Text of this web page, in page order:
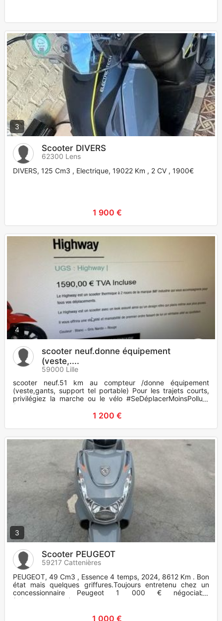
3
Scooter DIVERS
62300 Lens
DIVERS, 125 Cm3 , Electrique, 19022 Km , 2 CV , 1900€
1 900 €
4
scooter neuf.donne équipement
(veste,....
59000 Lille
scooter neuf.51 km au compteur /donne équipement
(veste,gants, support tel portable) Pour les trajets courts,
privilégiez la marche ou le vélo #SeDéplacerMoinsPolluer
Pour les tr
1 200 €
3
Scooter PEUGEOT
59217 Cattenières
PEUGEOT, 49 Cm3 , Essence 4 temps, 2024, 8612 Km . Bon
état mais quelques griffures.Toujours entretenu chez un
concessionnaire Peugeot 1 000 € négociable
(raisonnablement)
1 000 €